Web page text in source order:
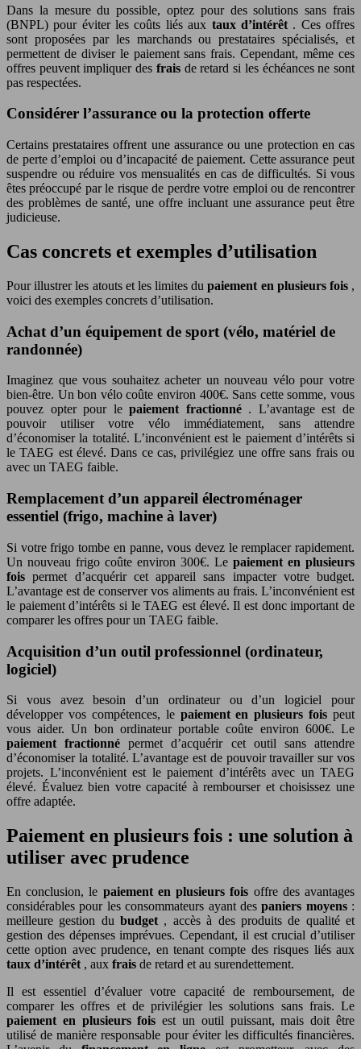
Dans la mesure du possible, optez pour des solutions sans frais
(BNPL) pour éviter les coûts liés aux taux d’intérêt . Ces offres
sont proposées par les marchands ou prestataires spécialisés, et
permettent de diviser le paiement sans frais. Cependant, même ces
offres peuvent impliquer des frais de retard si les échéances ne sont
pas respectées.
Considérer l’assurance ou la protection offerte
Certains prestataires offrent une assurance ou une protection en cas
de perte d’emploi ou d’incapacité de paiement. Cette assurance peut
suspendre ou réduire vos mensualités en cas de difficultés. Si vous
êtes préoccupé par le risque de perdre votre emploi ou de rencontrer
des problèmes de santé, une offre incluant une assurance peut être
judicieuse.
Cas concrets et exemples d’utilisation
Pour illustrer les atouts et les limites dupaiement en plusieurs fois ,
voici des exemples concrets d’utilisation.
Achat d’un équipement de sport (vélo, matériel de
randonnée)
Imaginez que vous souhaitez acheter un nouveau vélo pour votre
bien-être. Un bon vélo coûte environ 400€. Sans cette somme, vous
pouvez opter pour lepaiement fractionné . L’avantage est de
pouvoir utiliser votre vélo immédiatement, sans attendre
d’économiser la totalité. L’inconvénient est le paiement d’intérêts si
le TAEG est élevé. Dans ce cas, privilégiez une offre sans frais ou
avec un TAEG faible.
Remplacement d’un appareil électroménager
essentiel (frigo, machine à laver)
Si votre frigo tombe en panne, vous devez le remplacer rapidement.
Un nouveau frigo coûte environ 300€. Le paiement en plusieurs
foispermet d’acquérir cet appareil sans impacter votre budget.
L’avantage est de conserver vos aliments au frais. L’inconvénient est
le paiement d’intérêts si le TAEG est élevé. Il est donc important de
comparer les offres pour un TAEG faible.
Acquisition d’un outil professionnel (ordinateur,
logiciel)
Si vous avez besoin d’un ordinateur ou d’un logiciel pour
développer vos compétences, le paiement en plusieurs fois peut
vous aider. Un bon ordinateur portable coûte environ 600€. Le
paiement fractionnépermet d’acquérir cet outil sans attendre
d’économiser la totalité. L’avantage est de pouvoir travailler sur vos
projets. L’inconvénient est le paiement d’intérêts avec un TAEG
élevé. Évaluez bien votre capacité à rembourser et choisissez une
offre adaptée.
Paiement en plusieurs fois : une solution à
utiliser avec prudence
En conclusion, le paiement en plusieurs fois offre des avantages
considérables pour les consommateurs ayant despaniers moyens :
meilleure gestion dubudget , accès à des produits de qualité et
gestion des dépenses imprévues. Cependant, il est crucial d’utiliser
cette option avec prudence, en tenant compte des risques liés aux
taux d’intérêt , aux frais de retard et au surendettement.
Il est essentiel d’évaluer votre capacité de remboursement, de
comparer les offres et de privilégier les solutions sans frais. Le
paiement en plusieurs foisest un outil puissant, mais doit être
utilisé de manière responsable pour éviter les difficultés financières.